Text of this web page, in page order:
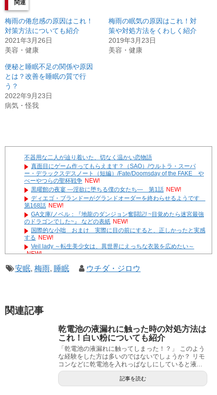
関連
梅雨の倦怠感の原因はこれ！
対策方法についても紹介
2021年3月26日
美容・健康
梅雨の眠気の原因はこれ！対
策や対処方法をくわしく紹介
2019年3月23日
美容・健康
便秘と睡眠不足の関係や原因
とは？改善を睡眠の質で行
う？
2022年9月23日
病気・怪我
不器用な二人が辿り着いた、切なく温かい恋物語
真面目にゲーム作ってもらえます？（SAO）/ウルトラ・スーパ
ー・デラックスデスノート（短編）/Fate/Doomsday of the FAKE や
べーやつらの聖杯戦争 NEW!
黒曜館の夜宴 ―淫欲に堕ちる僕の女たち― 第1話 NEW!
ディエゴ・ブランドーがグランドオーダーを終わらせるようです
第168話 NEW!
GA文庫/ノベル：『地龍のダンジョン奮闘記! ~目覚めたら迷宮最強
のドラゴンでした~』 などの表紙 NEW!
国際的な小咄 おまけ 実際に目の前にすると、正しかったと実感
する NEW!
Veil lady ～転生美少女は、異世界にえっちな衣装を広めたい～
NEW!
やる夫達は安価で作られた世界で生きているようです ２９６
安眠, 梅雨, 睡眠 ウチダ・ジロウ
関連記事
乾電池の液漏れに触った時の対処方法は
これ！白い粉についても紹介
「乾電池の液漏れに触ってしまった！？」 このよう
な経験をした方は多いのではないでしょうか？ リモ
コンなどに乾電池を入れっぱなしにしていると液...
記事を読む